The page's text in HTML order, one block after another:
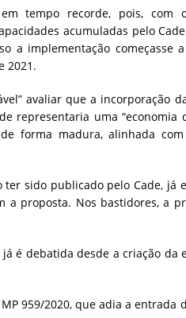
tempo recorde, pois, com
acumuladas pelo
a implementação começasse
2021.
avaliar que a incorporação
representaria uma “economia
forma madura, alinhada
sido publicado pelo Cade, já
a proposta. Nos bastidores, a
é debatida desde a criação da
959/2020, que adia a entrada